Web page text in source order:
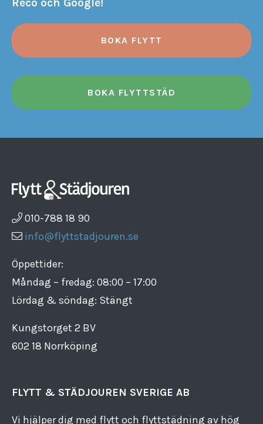
Reco och Google!
BOKA FLYTT
BOKA FLYTTSTÄD
010-788 18 90
info@flyttstadjouren.se
Öppettider:
Måndag – fredag: 08:00 – 17:00
Lördag & söndag: Stängt
Kungstorget 2 BV
602 18 Norrköping
FLYTT & STÄDJOUREN SVERIGE AB
Vi hjälper dig med flytt och flyttstädning av hög